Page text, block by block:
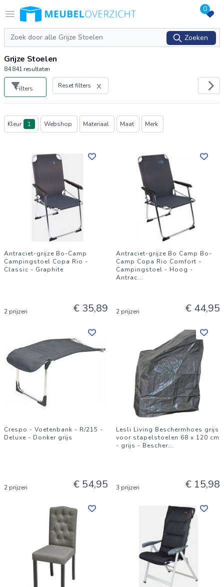
Open menu
Logo Meubeloverzicht.nl 0
Zoeken
Zoeken
Grijze Stoelen
84.841 resultaten
Filters Reset filters
Producten
Kleur 1 Webshop Materiaal Maat Merk
Antraciet-grijze Bo-Camp
Campingstoel Copa Rio -
Classic - Graphite
2 prijzen € 35,89
Antraciet-grijze Bo Camp Bo-
Camp Copa Rio Comfort -
Campingstoel - Hoog -
Antrac...
2 prijzen € 44,95
Crespo - Voetenbank - R/215 -
Deluxe - Donker grijs
2 prijzen € 54,95
Lesli Living Beschermhoes grijs
voor stapelstoelen 68 x 120 cm
- grijs - Bescher...
3 prijzen € 15,98